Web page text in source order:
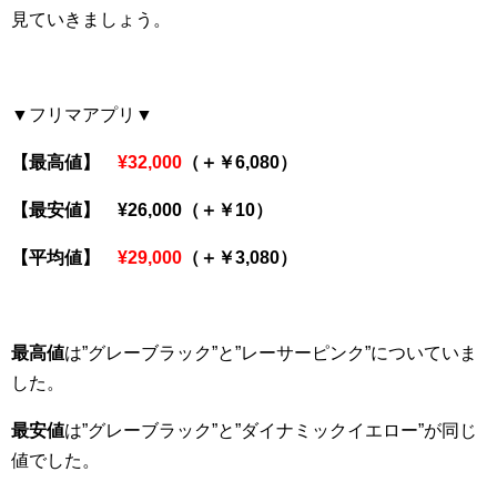
見ていきましょう。
▼フリマアプリ▼
【最高値】 ¥32,000 （＋￥6,080）
【最安値】 ¥26,000（＋￥10）
【平均値】 ¥29,000 （＋￥3,080）
最高値は”グレーブラック”と”レーサーピンク”についていま
した。
最安値は”グレーブラック”と”ダイナミックイエロー”が同じ
値でした。